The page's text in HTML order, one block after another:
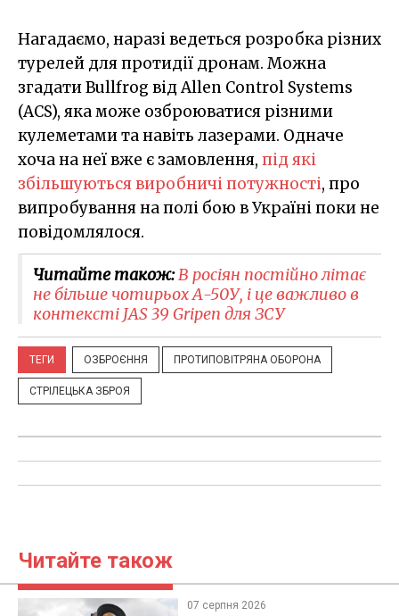
Нагадаємо, наразі ведеться розробка різних
турелей для протидії дронам. Можна
згадати Bullfrog від Allen Control Systems
(ACS), яка може озброюватися різними
кулеметами та навіть лазерами. Одначе
хоча на неї вже є замовлення, під які
збільшуються виробничі потужності, про
випробування на полі бою в Україні поки не
повідомлялося.
Читайте також:В росіян постійно літає
не більше чотирьох А-50У, і це важливо в
контексті JAS 39 Gripen для ЗСУ
ТЕГИ ОЗБРОЄННЯ ПРОТИПОВІТРЯНА ОБОРОНА
СТРІЛЕЦЬКА ЗБРОЯ
Читайте також
07 серпня 2026